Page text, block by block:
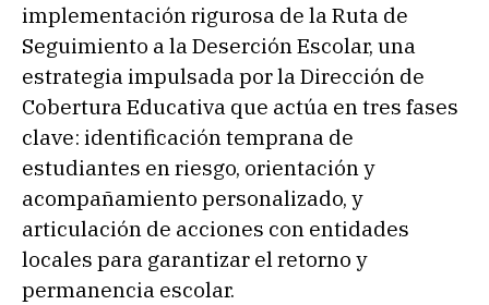
implementación rigurosa de la Ruta de
Seguimiento a la Deserción Escolar, una
estrategia impulsada por la Dirección de
Cobertura Educativa que actúa en tres fases
clave: identificación temprana de
estudiantes en riesgo, orientación y
acompañamiento personalizado, y
articulación de acciones con entidades
locales para garantizar el retorno y
permanencia escolar.